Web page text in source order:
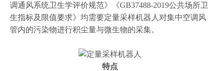
调通风系统卫生学评价规范》《GB37488-2019公共场所卫
生指标及限值要求》均需要定量采样机器人对集中空调风
管内的污染物进行积尘量与微生物的采集。
特点